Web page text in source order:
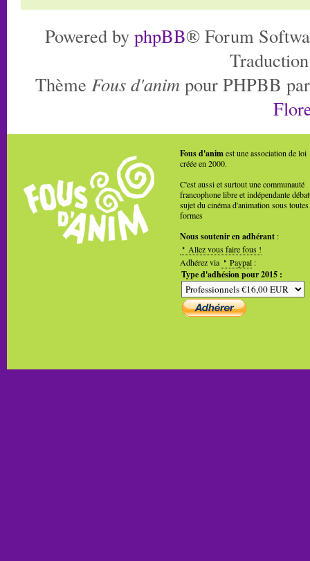
Powered by phpBB® Forum
Thème Fous d'anim pour PHPBB
Fous d'animest une association de loi
créée en 2000.
C'est aussi et surtout une communauté
francophone libre et indépendante
sujet du cinéma d'animation sous toutes
formes
Nous soutenir en adhérant :
Allez vous faire fous !
Adhérez via
Paypal :
Type d'adhésion pour 2015 :